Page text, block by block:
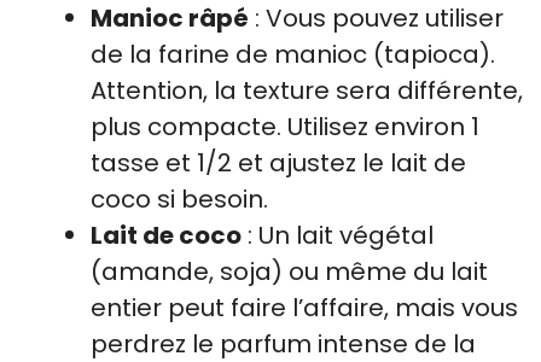
Manioc râpé : Vous pouvez utiliser
de la farine de manioc (tapioca).
Attention, la texture sera différente,
plus compacte. Utilisez environ 1
tasse et 1/2 et ajustez le lait de
coco si besoin.
Lait de coco : Un lait végétal
(amande, soja) ou même du lait
entier peut faire l’affaire, mais vous
perdrez le parfum intense de la